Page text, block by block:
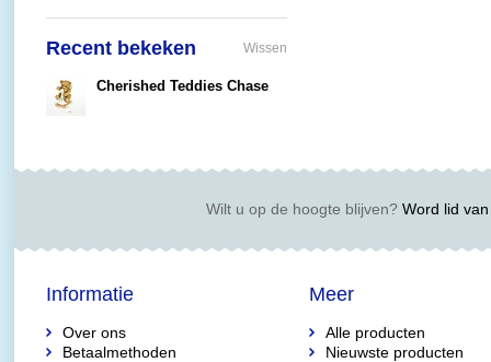
Recent bekeken Wissen
Cherished Teddies Chase
Wilt u op de hoogte blijven?Word lid van
Informatie
Over ons
Betaalmethoden
Meer
Alle producten
Nieuwste producten